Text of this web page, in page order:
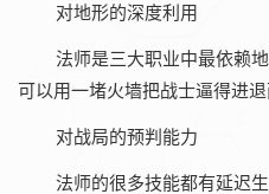
对地形的深度利用‌
法师是三大职业中最依赖
可以用一堵火墙把战士逼得进
对战局的预判能力‌
法师的很多技能都有延迟